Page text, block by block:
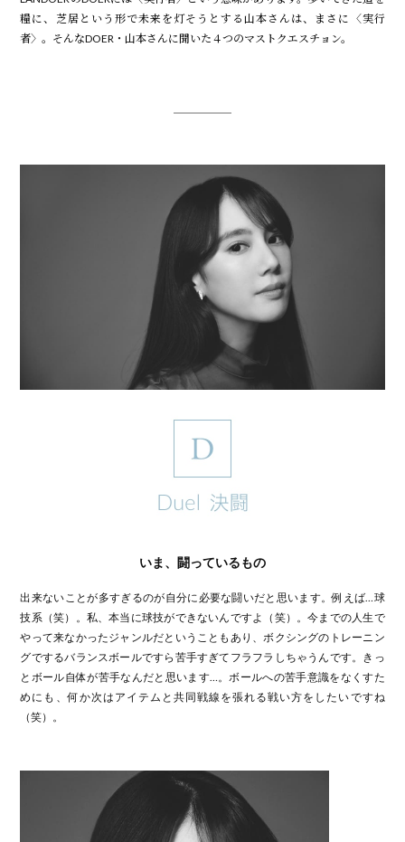
糧に、芝居という形で未来を灯そうとする山本さんは、まさに〈実行
者〉。そんなDOER・山本さんに聞いた４つのマストクエスチョン。
いま、闘っているもの
出来ないことが多すぎるのが自分に必要な闘いだと思います。例えば…球
技系（笑）。私、本当に球技ができないんですよ（笑）。今までの人生で
やって来なかったジャンルだということもあり、ボクシングのトレーニン
グでするバランスボールですら苦手すぎてフラフラしちゃうんです。きっ
とボール自体が苦手なんだと思います…。ボールへの苦手意識をなくすた
めにも、何か次はアイテムと共同戦線を張れる戦い方をしたいですね
（笑）。